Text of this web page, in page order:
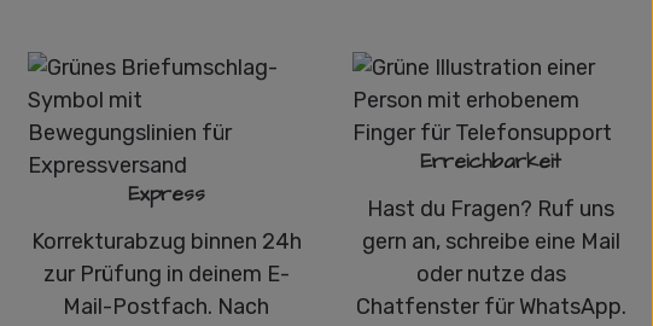
Express
Korrekturabzug binnen 24h
zur Prüfung in deinem E-
Mail-Postfach. Nach
Erreichbarkeit
Hast du Fragen? Ruf uns
gern an, schreibe eine Mail
oder nutze das
Chatfenster für WhatsApp.